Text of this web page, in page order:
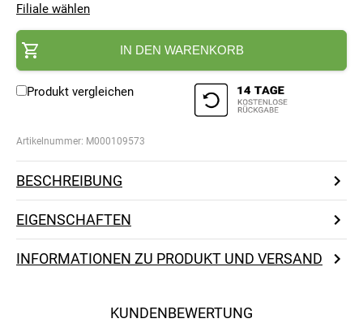
Filiale wählen
IN DEN WARENKORB
Produkt vergleichen
Artikelnummer: M000109573
BESCHREIBUNG
EIGENSCHAFTEN
INFORMATIONEN ZU PRODUKT UND VERSAND
KUNDENBEWERTUNG